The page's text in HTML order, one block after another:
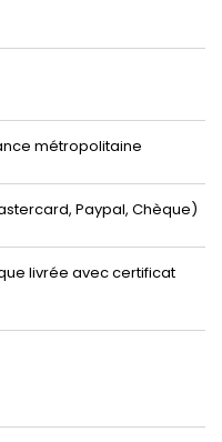
métropolitaine
Paypal, Chèque)
livrée avec certificat